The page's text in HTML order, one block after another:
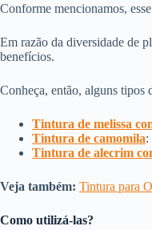
Conforme mencionamos,
Em razão da diversidade de
benefícios.
Conheça, então, alguns tipos
Tintura de melissa
Tintura de camomila:
Tintura de alecrim
Veja também: Tintura para
Como utilizá-las?